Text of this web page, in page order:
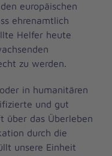
europäischen
ehrenamtlich
Helfer heute
zu werden.
in humanitären
und gut
über das Überleben
durch die
unsere Einheit